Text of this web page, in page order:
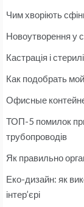
Чим хворіють
Новоутворення у
Кастрація і
Как подобрать
Офисные
ТОП-5 помилок при
трубопроводів
Як правильно
Еко-дизайн: як
інтер’єрі